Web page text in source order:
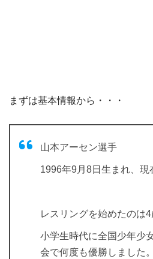
まずは基本情報から・・・
山本アーセン選手
1996年9月8日生まれ、現
レスリングを始めたのは4
小学生時代に全国少年少
会で何度も優勝しました。